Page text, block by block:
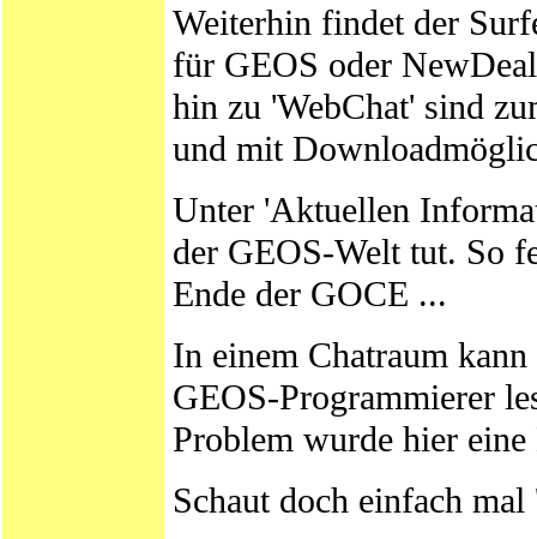
Weiterhin findet der
für GEOS oder
hin zu 'WebChat' sind
und mit
Unter 'Aktuellen
der GEOS-Welt tut. So
Ende der GOCE ...
In einem Chatraum
GEOS-Programmierer
Problem wurde hier
Schaut doch einfach mal